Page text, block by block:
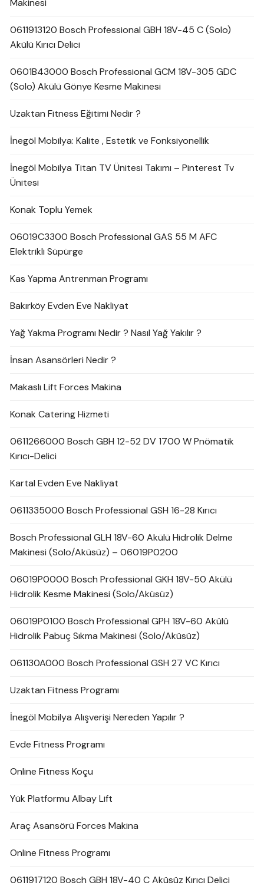
0611913120 Bosch Professional GBH 18V-45 C (Solo)
Akülü Kırıcı Delici
0601B43000 Bosch Professional GCM 18V-305 GDC
(Solo) Akülü Gönye Kesme Makinesi
Uzaktan Fitness Eğitimi Nedir ?
İnegöl Mobilya: Kalite , Estetik ve Fonksiyonellik
İnegöl Mobilya Titan TV Ünitesi Takımı – Pinterest Tv
Ünitesi
Konak Toplu Yemek
06019C3300 Bosch Professional GAS 55 M AFC
Elektrikli Süpürge
Kas Yapma Antrenman Programı
Bakırköy Evden Eve Nakliyat
Yağ Yakma Programı Nedir ? Nasıl Yağ Yakılır ?
İnsan Asansörleri Nedir ?
Makaslı Lift Forces Makina
Konak Catering Hizmeti
0611266000 Bosch GBH 12-52 DV 1700 W Pnömatik
Kırıcı-Delici
Kartal Evden Eve Nakliyat
0611335000 Bosch Professional GSH 16-28 Kırıcı
Bosch Professional GLH 18V-60 Akülü Hidrolik Delme
Makinesi (Solo/Aküsüz) – 06019P0200
06019P0000 Bosch Professional GKH 18V-50 Akülü
Hidrolik Kesme Makinesi (Solo/Aküsüz)
06019P0100 Bosch Professional GPH 18V-60 Akülü
Hidrolik Pabuç Sıkma Makinesi (Solo/Aküsüz)
061130A000 Bosch Professional GSH 27 VC Kırıcı
Uzaktan Fitness Programı
İnegöl Mobilya Alışverişi Nereden Yapılır ?
Evde Fitness Programı
Online Fitness Koçu
Yük Platformu Albay Lift
Araç Asansörü Forces Makina
Online Fitness Programı
0611917120 Bosch GBH 18V-40 C Aküsüz Kırıcı Delici